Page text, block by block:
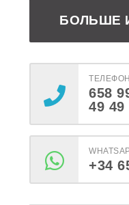
БОЛЬШЕ
ТЕЛЕФОН
658
49 49
+34